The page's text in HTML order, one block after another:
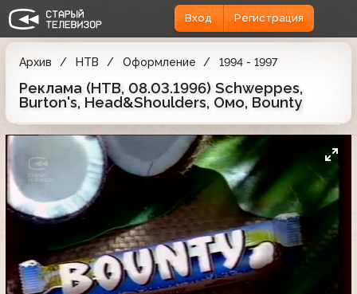
Вход Регистрация
Архив НТВ Оформление 1994 - 1997
Реклама (НТВ, 08.03.1996) Schweppes,
Burton's, Head&Shoulders, Омо, Bounty